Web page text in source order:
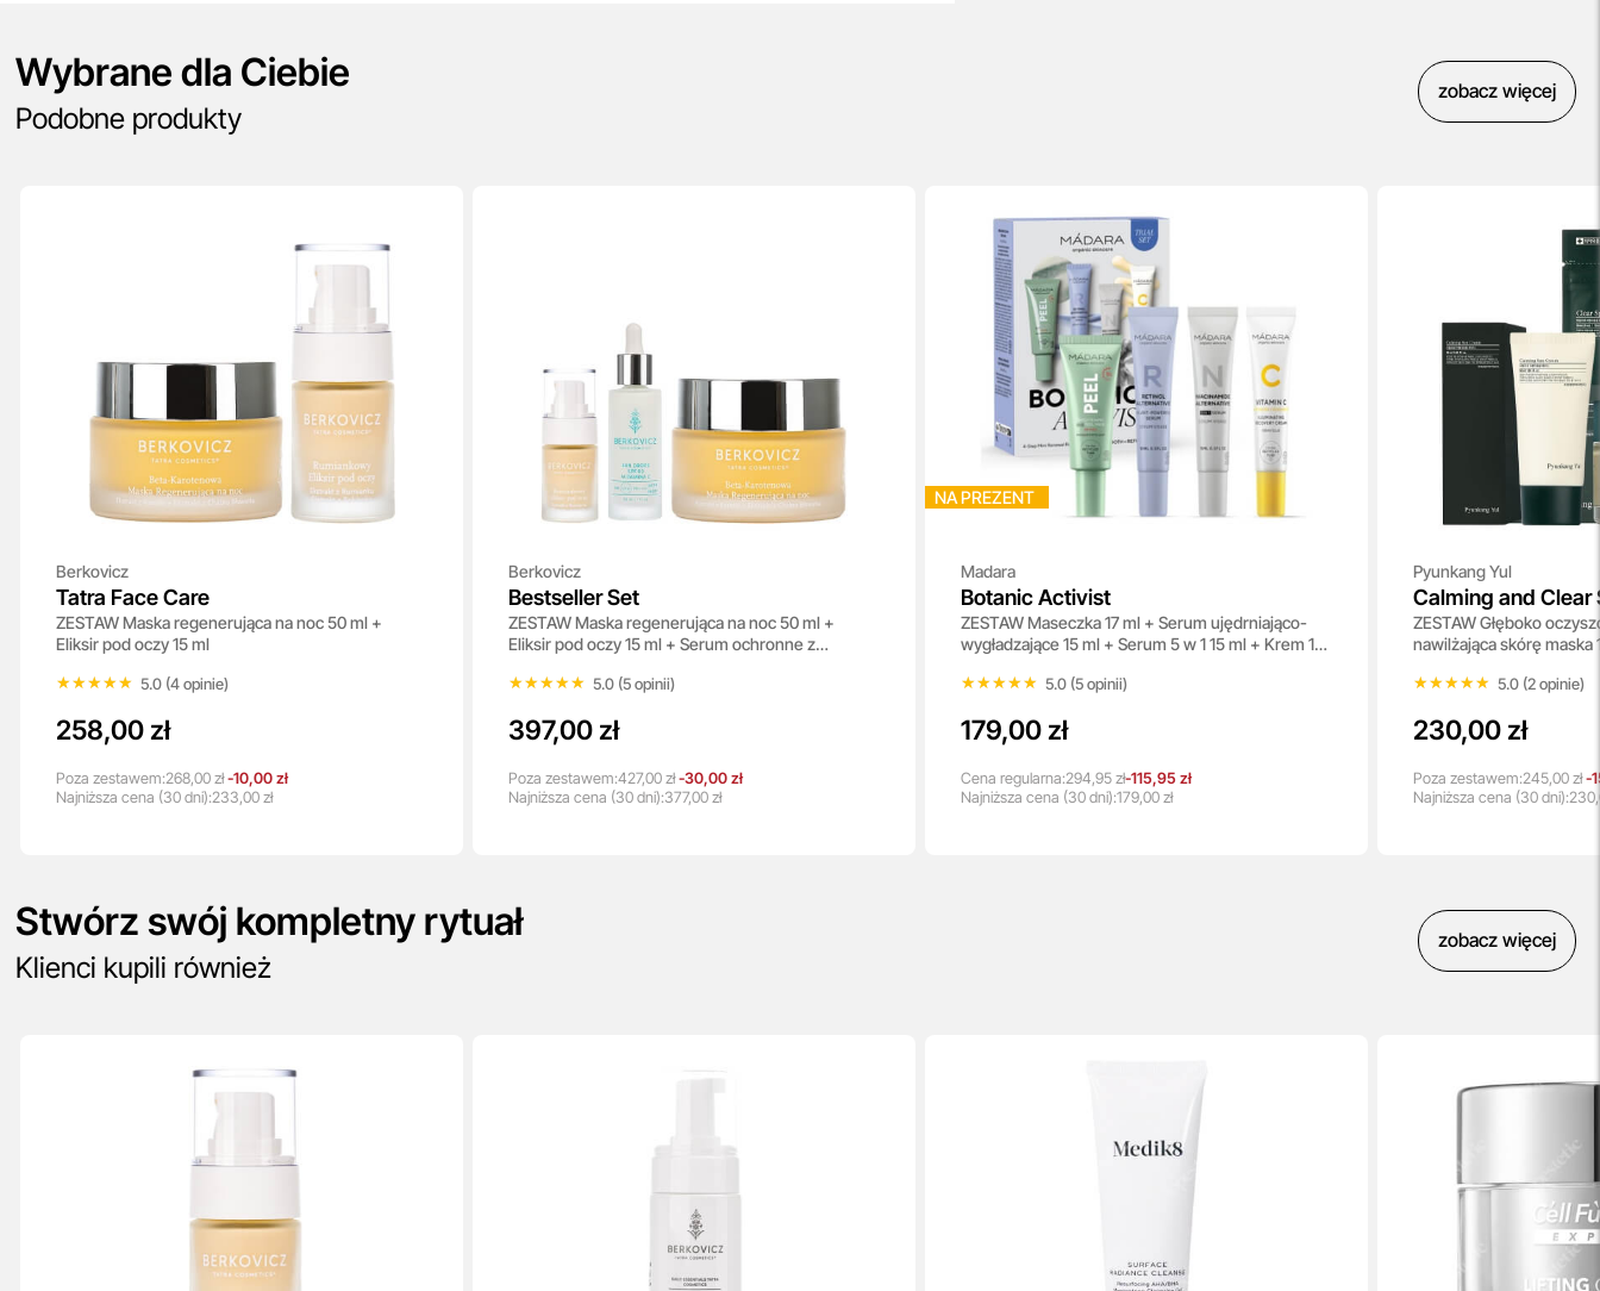
Wybrane dla Ciebie
Podobne produkty
zobacz więcej
Berkovicz
Tatra Face Care
ZESTAW Maska regenerująca na noc 50 ml +
Eliksir pod oczy 15 ml
★★★★★
★★★★★ 5.0 (4 opinie)
258,00 zł
Poza zestawem:268,00 zł -10,00 zł
Najniższa cena (30 dni):233,00 zł
Berkovicz
Bestseller Set
ZESTAW Maska regenerująca na noc 50 ml +
Eliksir pod oczy 15 ml + Serum ochronne z
★★★★★
★★★★★ 5.0 (5 opinii)
397,00 zł
Poza zestawem:427,00 zł -30,00 zł
Najniższa cena (30 dni):377,00 zł
NA PREZENT
Madara
Botanic Activist
ZESTAW Maseczka 17 ml + Serum ujędrniająco-
wygładzające 15 ml + Serum 5 w 1 15 ml + Krem 15
★★★★★
★★★★★ 5.0 (5 opinii)
179,00 zł
Cena regularna:294,95 zł-115,95 zł
Najniższa cena (30 dni):179,00 zł
Pyunkang Yul
Calming and Clear
ZESTAW Głęboko
nawilżająca skórę maska
★★★★★
★★★★★ 5.0 (2 opinie)
230,00 zł
Poza zestawem:245,00 zł -
Najniższa cena (30 dni):
Stwórz swój kompletny rytuał
Klienci kupili również
zobacz więcej